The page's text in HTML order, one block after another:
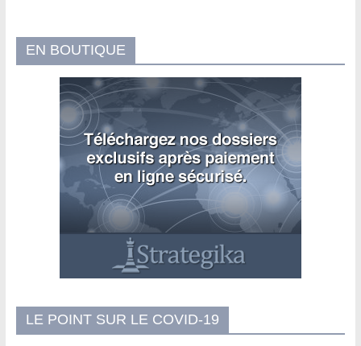
EN BOUTIQUE
LE POINT SUR LE COVID-19